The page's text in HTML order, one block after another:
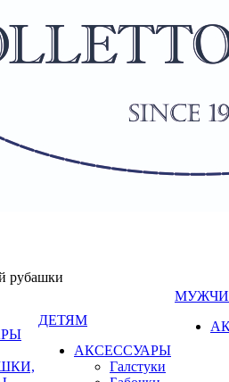
рубашки
ДЕТЯМ
АКСЕССУАРЫ
Галстуки